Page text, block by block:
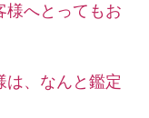
様へとってもお
は、なんと鑑定